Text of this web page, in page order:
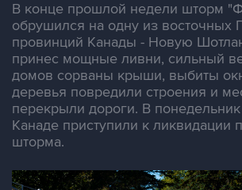
В конце прошлой недели шторм
обрушился на одну из восточных
провинций Канады - Новую
принес мощные ливни, сильный
домов сорваны крыши, выбиты
деревья повредили строения и
перекрыли дороги. В
Канаде приступили к ликвидации
шторма.